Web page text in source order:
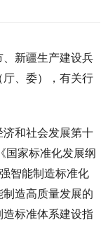
新疆生产建设兵
厅、委），有关行
和社会发展第十
国家标准化发展纲
智能制造标准化
造高质量发展的
标准体系建设指